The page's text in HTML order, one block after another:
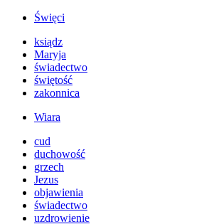
Święci
ksiądz
Maryja
świadectwo
świętość
zakonnica
Wiara
cud
duchowość
grzech
Jezus
objawienia
świadectwo
uzdrowienie